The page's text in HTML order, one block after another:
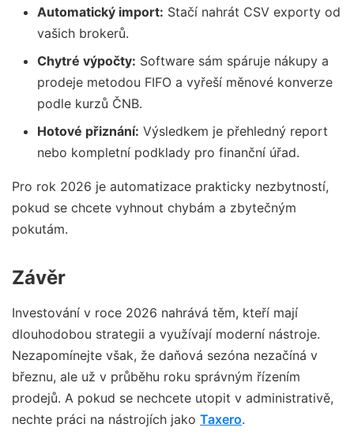
Automatický import: Stačí nahrát CSV exporty od
vašich brokerů.
Chytré výpočty: Software sám spáruje nákupy a
prodeje metodou FIFO a vyřeší měnové konverze
podle kurzů ČNB.
Hotové přiznání: Výsledkem je přehledný report
nebo kompletní podklady pro finanční úřad.
Pro rok 2026 je automatizace prakticky nezbytností,
pokud se chcete vyhnout chybám a zbytečným
pokutám.
Závěr
Investování v roce 2026 nahrává těm, kteří mají
dlouhodobou strategii a využívají moderní nástroje.
Nezapomínejte však, že daňová sezóna nezačíná v
březnu, ale už v průběhu roku správným řízením
prodejů. A pokud se nechcete utopit v administrativě,
nechte práci na nástrojích jako Taxero.